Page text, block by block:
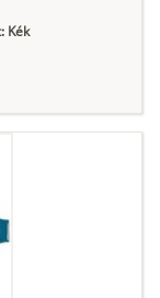
Kék